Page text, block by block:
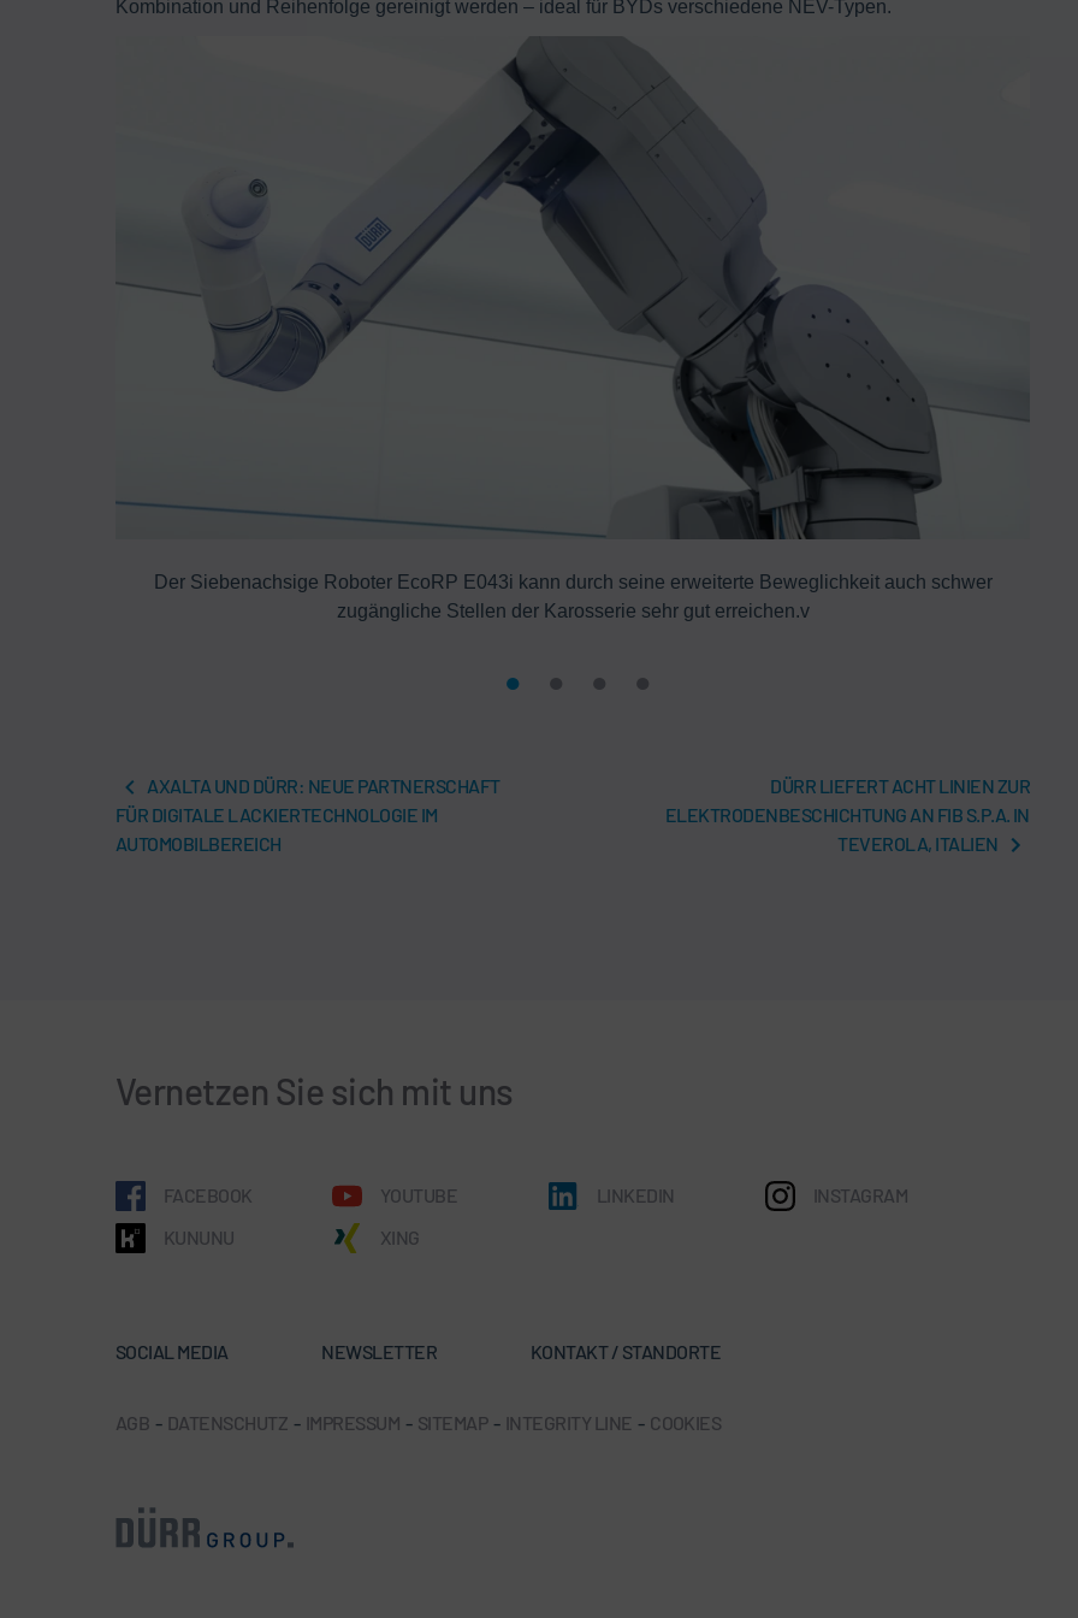
Kombination und Reihenfolge gereinigt werden – ideal für BYDs verschiedene NEV-Typen.
Der Siebenachsige Roboter EcoRP E043i kann durch seine erweiterte Beweglichkeit auch schwer
zugängliche Stellen der Karosserie sehr gut erreichen.v
AXALTA UND DÜRR: NEUE PARTNERSCHAFT
FÜR DIGITALE LACKIERTECHNOLOGIE IM
AUTOMOBILBEREICH
DÜRR LIEFERT ACHT LINIEN ZUR
ELEKTRODENBESCHICHTUNG AN FIB S.P.A. IN
TEVEROLA, ITALIEN
Vernetzen Sie sich mit uns
FACEBOOK YOUTUBE LINKEDIN
INSTAGRAM
KUNUNU
XING
SOCIAL MEDIA NEWSLETTER KONTAKT / STANDORTE
AGB - DATENSCHUTZ - IMPRESSUM - SITEMAP - INTEGRITY LINE - COOKIES